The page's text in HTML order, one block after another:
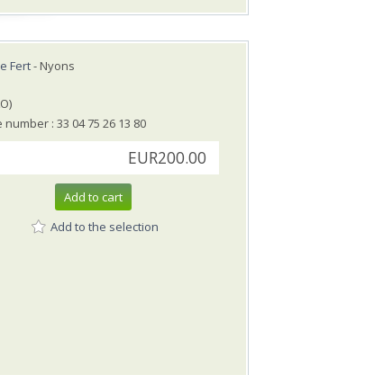
Fert- Nyons
number : 33 04 75 26 13 80
EUR200.00
Add to cart
Add to the selection